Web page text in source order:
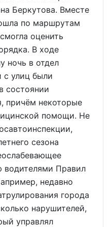
Беркутова. Вместе
по маршрутам
оценить
В ходе
ночь в отдел
с улиц были
состоянии
причём некоторые
помощи. Не
сезона
водителями Правил
недавно
города
нарушителей,
управлял